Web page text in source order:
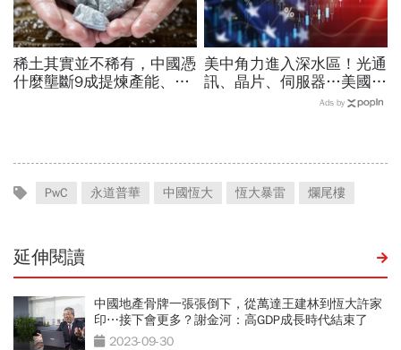
稀土其實並不稀有，中國憑
什麼壟斷9成提煉產能、掐
美中角力進入深水區！光通
訊、晶片、伺服器…美國制
裁加碼，謝金河示警台灣
Ads by
PwC 永道普華 中國恆大 恆大暴雷 爛尾樓
延伸閱讀
中國地產骨牌一張張倒下，從萬達王建林到恆大許家
印⋯接下會更多？謝金河：高GDP成長時代結束了
2023-09-30